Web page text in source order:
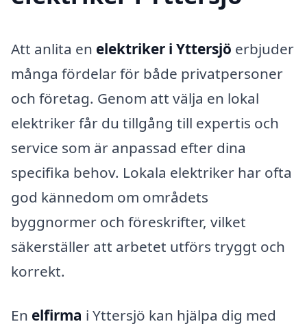
Att anlita en elektriker i Yttersjö erbjuder
många fördelar för både privatpersoner
och företag. Genom att välja en lokal
elektriker får du tillgång till expertis och
service som är anpassad efter dina
specifika behov. Lokala elektriker har ofta
god kännedom om områdets
byggnormer och föreskrifter, vilket
säkerställer att arbetet utförs tryggt och
korrekt.
En elfirma i Yttersjö kan hjälpa dig med